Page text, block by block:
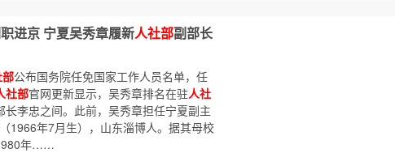
进京 宁夏吴秀章履新人社部副部长
公布国务院任免国家工作人员名单，任
社部官网更新显示，吴秀章排名在驻人社
李忠之间。此前，吴秀章担任宁夏副主
1966年7月生），山东淄博人。据其母校
年……